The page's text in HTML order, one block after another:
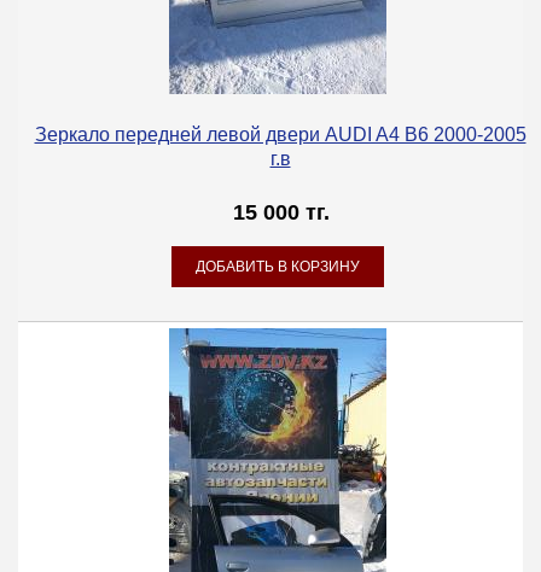
Зеркало передней левой двери AUDI A4 B6 2000-2005
г.в
15 000 тг.